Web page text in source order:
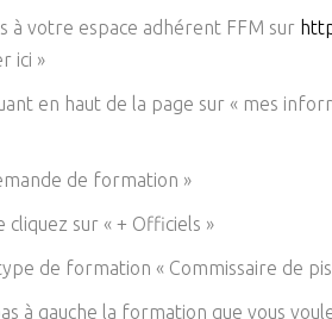
à votre espace adhérent FFM sur
ici »
en haut de la page sur « mes
de formation »
cliquez sur « + Officiels »
de formation « Commissaire de
à gauche la formation que vous